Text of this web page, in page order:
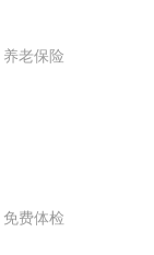
老保险
费体检